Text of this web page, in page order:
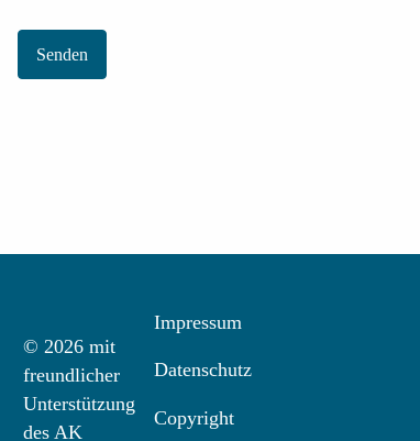
Senden
© 2026 mit
freundlicher
Unterstützung
des AK
Impressum
Datenschutz
Copyright